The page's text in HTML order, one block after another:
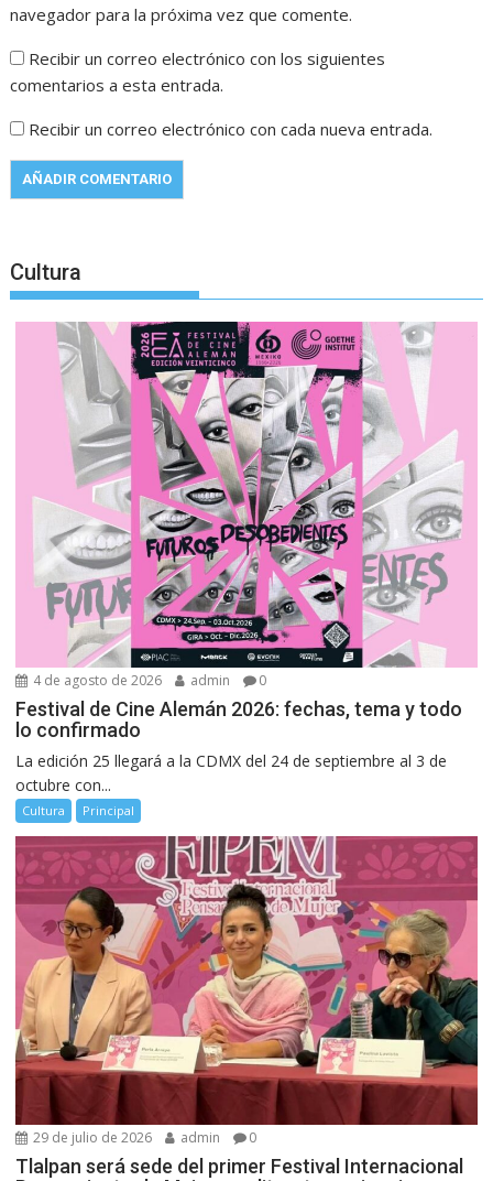
navegador para la próxima vez que comente.
Recibir un correo electrónico con los siguientes
comentarios a esta entrada.
Recibir un correo electrónico con cada nueva entrada.
Cultura
4 de agosto de 2026 admin 0
Festival de Cine Alemán 2026: fechas, tema y todo
lo confirmado
La edición 25 llegará a la CDMX del 24 de septiembre al 3 de
octubre con...
Cultura Principal
29 de julio de 2026 admin 0
Tlalpan será sede del primer Festival Internacional